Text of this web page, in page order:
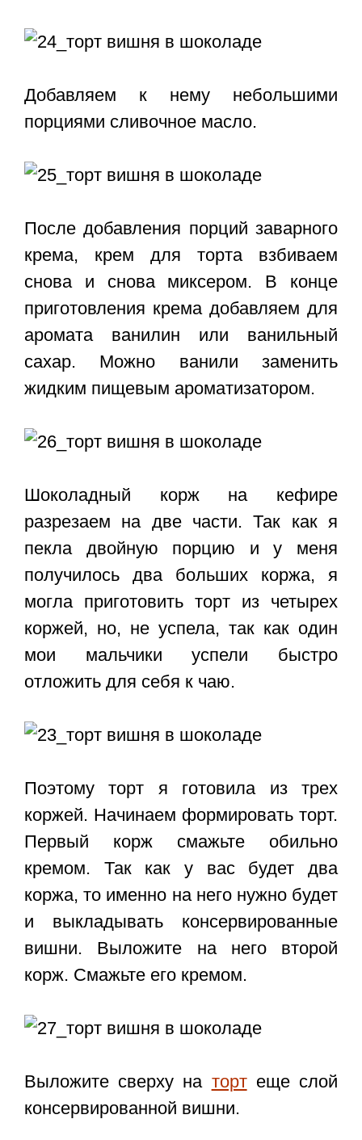
Добавляем к нему небольшими
порциями сливочное масло.
После добавления порций заварного
крема, крем для торта взбиваем
снова и снова миксером. В конце
приготовления крема добавляем для
аромата ванилин или ванильный
сахар. Можно ванили заменить
жидким пищевым ароматизатором.
Шоколадный корж на кефире
разрезаем на две части. Так как я
пекла двойную порцию и у меня
получилось два больших коржа, я
могла приготовить торт из четырех
коржей, но, не успела, так как один
мои мальчики успели быстро
отложить для себя к чаю.
Поэтому торт я готовила из трех
коржей. Начинаем формировать торт.
Первый корж смажьте обильно
кремом. Так как у вас будет два
коржа, то именно на него нужно будет
и выкладывать консервированные
вишни. Выложите на него второй
корж. Смажьте его кремом.
Выложите сверху на тортеще слой
консервированной вишни.